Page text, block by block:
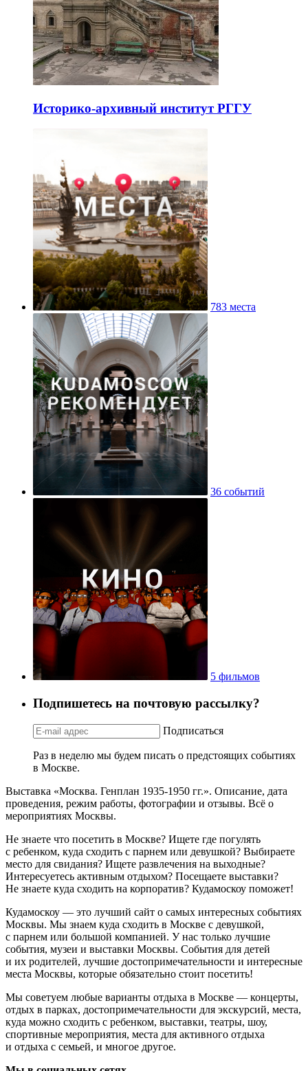
Историко-архивный институт РГГУ
783 места
36 событий
5 фильмов
Подпишетесь на почтовую рассылку?
Подписаться
Раз в неделю мы будем писать о предстоящих событиях
в Москве.
Выставка «Москва. Генплан 1935-1950 гг.». Описание, дата
проведения, режим работы, фотографии и отзывы. Всё о
мероприятиях Москвы.
Не знаете что посетить в Москве? Ищете где погулять
с ребенком, куда сходить с парнем или девушкой? Выбираете
место для свидания? Ищете развлечения на выходные?
Интересуетесь активным отдыхом? Посещаете выставки?
Не знаете куда сходить на корпоратив? Кудамоскоу поможет!
Кудамоскоу — это лучший сайт о самых интересных событиях
Москвы. Мы знаем куда сходить в Москве с девушкой,
с парнем или большой компанией. У нас только лучшие
события, музеи и выставки Москвы. События для детей
и их родителей, лучшие достопримечательности и интересные
места Москвы, которые обязательно стоит посетить!
Мы советуем любые варианты отдыха в Москве — концерты,
отдых в парках, достопримечательности для экскурсий, места,
куда можно сходить с ребенком, выставки, театры, шоу,
спортивные мероприятия, места для активного отдыха
и отдыха с семьей, и многое другое.